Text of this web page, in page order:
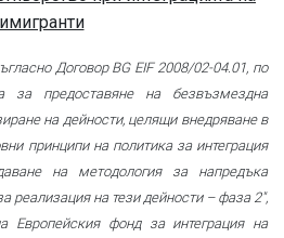
имигранти
Договор BG EIF 2008/02-04.01, по
за предоставяне на безвъзмездна
на дейности, целящи внедряване в
принципи на политика за интеграция
на методология за напредъка
реализация на тези дейности – фаза 2",
Европейския фонд за интеграция на